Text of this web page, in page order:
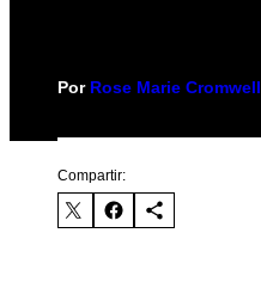
Por Rose Marie Cromwell
Compartir: